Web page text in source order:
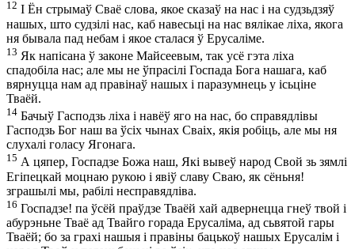
12 І Ён стрымаў Сваё слова, якое сказаў на нас і на судзьдзяў
нашых, што судзілі нас, каб навесьці на нас вялікае ліха, якога
ня бывала пад небам і якое сталася ў Ерусаліме.
13 Як напісана ў законе Майсеевым, так усё гэта ліха
спадобіла нас; але мы не ўпрасілі Госпада Бога нашага, каб
вярнуцца нам ад правінаў нашых і паразумнець у ісьціне
Тваёй.
14 Бачыў Гасподзь ліха і навёў яго на нас, бо справядлівы
Гасподзь Бог наш ва ўсіх чынах Сваіх, якія робіць, але мы ня
слухалі голасу Ягонага.
15 А цяпер, Госпадзе Божа наш, Які вывеў народ Свой зь зямлі
Егіпецкай моцнаю рукою і явіў славу Сваю, як сёньня!
зграшылі мы, рабілі несправядліва.
16 Госпадзе! па ўсёй праўдзе Тваёй хай адвернецца гнеў твой і
абурэньне Тваё ад Твайго горада Ерусаліма, ад сьвятой гары
Тваёй; бо за грахі нашыя і правіны бацькоў нашых Ерусалім і